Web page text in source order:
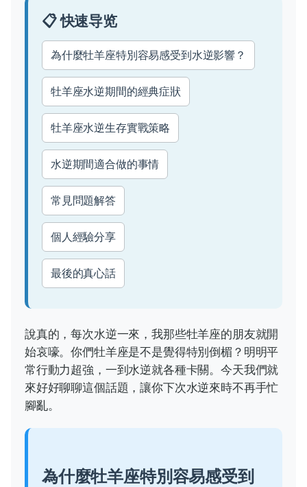
📋 快速导览
為什麼牡羊座特別容易感受到水逆影響？
牡羊座水逆期間的經典症狀
牡羊座水逆生存實戰策略
水逆期間適合做的事情
常見問題解答
個人經驗分享
最後的真心話
說真的，每次水逆一來，我那些牡羊座的朋友就開
始哀嚎。你們牡羊座是不是覺得特別倒楣？明明平
常行動力超強，一到水逆就各種卡關。今天我們就
來好好聊聊這個話題，讓你下次水逆來時不再手忙
腳亂。
為什麼牡羊座特別容易感受到